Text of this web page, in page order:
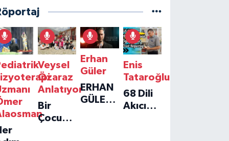
Veysel
Özaraz
Anlatıyor
Bir
Çocuğun
Erhan
Güler
ERHAN
GÜLER'IN
Enis
Tataroğlu
68 Dili
Akıcı